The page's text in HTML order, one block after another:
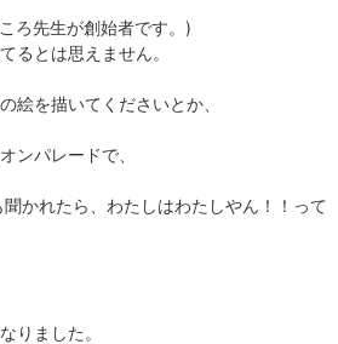
ろ先生が創始者です。)
るとは思えません。
絵を描いてくださいとか、
ンパレードで、
かれたら、わたしはわたしやん！！って
りました。